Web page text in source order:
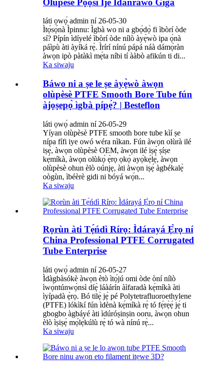
láti ọwọ́ admin ní 26-05-30
Ìtọ́sọ́nà Ìpinnu: Ìgbà wo ni a gbọ́dọ̀ fi ìbòrí òde
sí? Pípín ìdíyelé ìbòrí òde nílò àyẹ̀wò ipa ọ̀nà
páìpù àti àyíká rẹ̀. Ìrírí nínú pápá náà dámọ̀ràn
àwọn ipò pàtàkì mẹ́ta níbi tí ààbò afikún ti di...
Ka siwaju
Báwo ni a ṣe le ṣe àyẹ̀wò àwọn
olùpèsè PTFE Smooth Bore Tube fún
àjọṣepọ̀ ìgbà pípẹ́? | Besteflon
láti ọwọ́ admin ní 26-05-29
Yíyan olùpèsè PTFE smooth bore tube kìí ṣe
nípa fífi iye owó wéra nìkan. Fún àwọn olùrà ilé
iṣẹ́, àwọn olùpèsè OEM, àwọn ilé iṣẹ́ ṣíṣe
kẹ́míkà, àwọn olùkọ́ ẹ̀rọ ọkọ̀ ayọ́kẹ́lẹ́, àwọn
olùpèsè ohun èlò oúnjẹ, àti àwọn iṣẹ́ àgbékalẹ̀
oògùn, ìbéèrè gidi ni bóyá wọ́n...
Ka siwaju
Rọrùn àti Tẹ́ńdì Rírọ: Ìdárayá Ẹ̀rọ ní
China Professional PTFE Corrugated
Tube Enterprise
láti ọwọ́ admin ní 26-05-27
Ìdàgbàsókè àwọn ètò ìtọ́jú omi òde òní nílò
ìwọ́ntúnwọ̀nsì díẹ̀ láàárín àìfaradà kẹ́míkà àti
ìyípadà ẹ̀rọ. Bó tilẹ̀ jẹ́ pé Polytetrafluoroethylene
(PTFE) lókìkí fún ìdènà kẹ́míkà rẹ̀ tó fẹ́rẹ̀ẹ́ jẹ́ ti
gbogbo àgbáyé àti ìdúróṣinṣin ooru, àwọn ohun
èlò ìṣiṣẹ́ mọ́lẹ́kúlù rẹ̀ tó wà nínú rẹ̀...
Ka siwaju